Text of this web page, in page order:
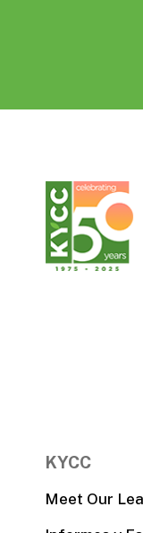
KYCC
Meet Our